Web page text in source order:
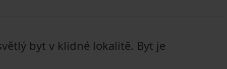
byt v klidné lokalitě. Byt je